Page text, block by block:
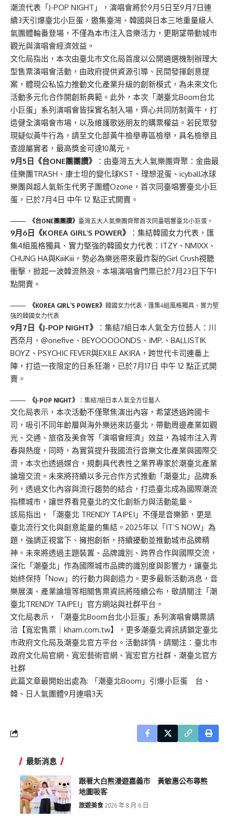
潮流代表「J-POP NIGHT」，演唱會將於9月5日至9月7日連
續3天引爆臺北小巨蛋，邀集臺灣、韓國與日本三地重量級人
氣團體輪番登場，不僅為本市注入音樂活力，更期望帶動城市
觀光與演唱會經濟效益。
文化局指出，本次由臺北市文化局首度以公開遴選機制辦理大
型售票演唱會活動，由政府提供資源引導、民間發揮創意提
案，體現公私協力推動文化產業升級的創新模式，為未來文化
活動多元化合作開創新典範。此外，本次「潮臺北Boom台北
小巨蛋」系列演唱會皆採實名制入場，齊心共同防制黃牛，打
造健全演唱會市場，以及維護歌迷朋友的購票權益。若民眾發
現疑似黃牛行為，請至文化部黃牛檢舉專區檢舉，具名檢舉且
查證屬實者，最高獎金可達10萬元。
9月5日《台ONE團團讚》
：由臺灣五大人氣樂團齊聚：金曲最
佳樂團TRASH、康士坦的變化球KST、理想混蛋、icyball冰球
樂團與超人氣新生代男子團體Ozone，首次同臺唱響臺北小巨
蛋，已於7月4日 中午 12 點正式開賣。
《台ONE團團讚》 臺灣五大人氣樂團齊聚首次同臺唱響臺北小巨蛋。
9月6日《KOREA GIRL’S POWER》
：集結韓國女力代表，匯
集4組風格獨具、實力堅強的韓國女力代表：ITZY、NMIXX、
CHUNG HA與KiiiKiii，勢必為樂迷帶來最炸裂的Girl Crush視聽
衝擊，掀起一波韓流熱浪。本場演唱會門票已於7月23日下午1
點開賣。
《KOREA GIRL’S POWER》 韓國女力代表，匯集4組風格獨具、實力堅
強的韓國女力代表
9月7日《J-POP NIGHT》
：集結7組⽇本⼈氣全方位藝⼈：川
西奈月、@onefive、BEYOOOOONDS、IMP.、BALLISTIK
BOYZ、PSYCHIC FEVER與EXILE AKIRA，跨世代卡司連番上
陣，打造一夜限定的日系狂潮，已於7月17日 中午 12 點正式開
賣。
《J-POP NIGHT》 ：集結7組⽇本⼈氣全方位藝⼈
文化局表示，本次活動不僅聚焦演出內容，希望透過跨國卡
司，吸引不同年齡層與海外樂迷來訪臺北，帶動周邊產業如觀
光、交通、旅宿及美食等「演唱會經濟」效益，為城市注入青
春與熱度，同時，為實質提升我國流行音樂文化產業與國際交
流，本次也透過媒合，規劃具代表性之業界專家於潮臺北產業
論壇交流。未來將持續以多元合作方式推動「潮臺北」品牌系
列，透過文化內容與流行趨勢的結合，打造臺北成為國際潮流
指標城市，讓世界看見臺北的文化創新力與活動能量。
該局指出，「潮臺北 TRENDY TAIPEI」不僅是音樂節，更是
臺北流行文化與創意能量的集結。2025年以「IT’S NOW」為
題，強調正視當下、擁抱創新，持續擾動並推動城市品牌精
神。未來將透過主題裝置、品牌識別、跨界合作與國際交流，
深化「潮臺北」作為國際城市品牌的識別度與影響力，讓臺北
始終保持「Now」的行動力與創造力。更多最新活動消息，音
樂展演、產業論壇等相關售票資訊將陸續公布，敬請關注「潮
臺北TRENDY TAIPEI」官方網站與社群平台。
文化局表示，「潮臺北Boom台北小巨蛋」系列演唱會購票請
洽【寬宏售票｜ kham.com.tw】，更多潮臺北資訊請鎖定臺北
市政府文化局及潮臺北官方平台。活動詳情，請關注： 臺北市
政府文化局官網 、 寬宏藝術官網 、 寬宏官方社群 、 潮臺北官方
社群
此篇文章最開始出處為:
「潮臺北Boom」引爆小巨蛋 台、
韓、日人氣團體9月連唱3天
最新消息
跟著大白熊漫遊嘉義市 黃敏惠公布尋熊
地圖吸客
旅遊美食 2026 年 8 月 6 日